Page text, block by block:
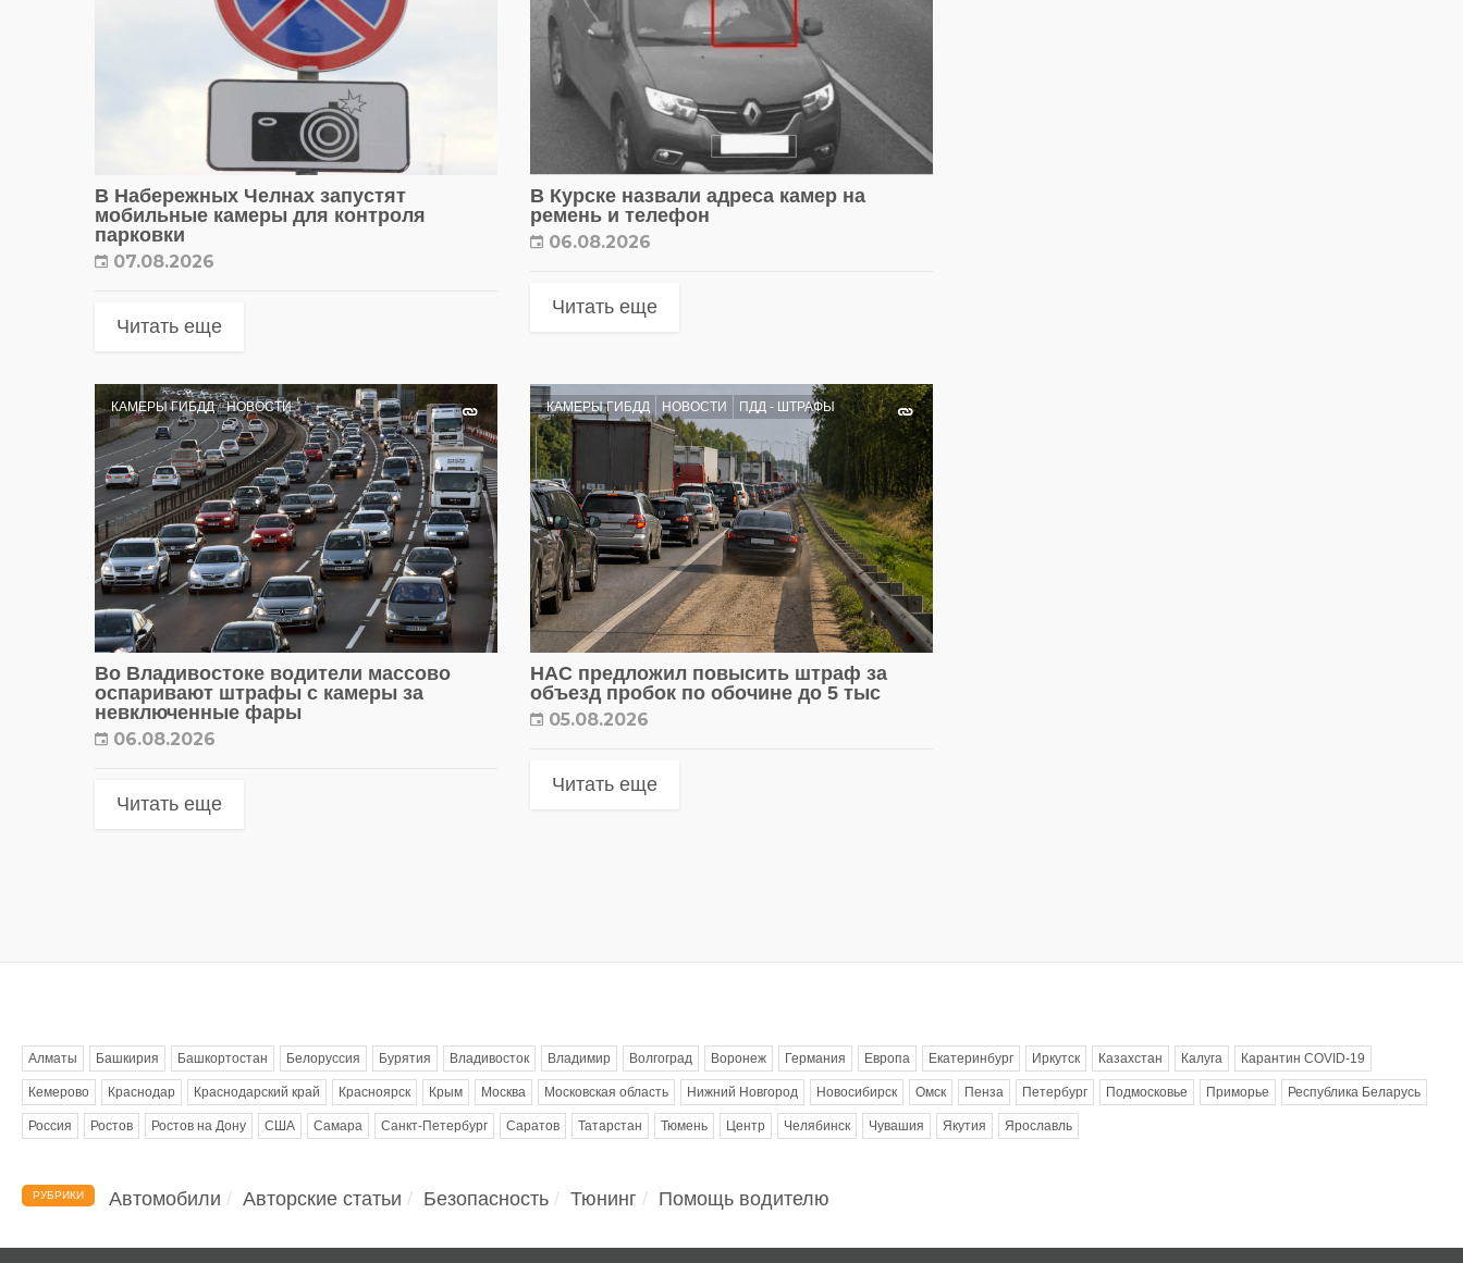
В Набережных Челнах запустят
мобильные камеры для контроля
парковки
07.08.2026
Читать еще
В Курске назвали адреса камер на
ремень и телефон
06.08.2026
Читать еще
КАМЕРЫ ГИБДД НОВОСТИ
Во Владивостоке водители массово
оспаривают штрафы с камеры за
невключенные фары
06.08.2026
Читать еще
КАМЕРЫ ГИБДД НОВОСТИ ПДД - ШТРАФЫ
НАС предложил повысить штраф за
объезд пробок по обочине до 5 тыс
05.08.2026
Читать еще
Алматы Башкирия Башкортостан Белоруссия Бурятия Владивосток Владимир Волгоград Воронеж Германия Европа Екатеринбург Иркутск Казахстан Калуга Карантин COVID-19
Кемерово Краснодар Краснодарский край Красноярск Крым Москва Московская область Нижний Новгород Новосибирск Омск Пенза Петербург Подмосковье Приморье Республика Беларусь
Россия Ростов Ростов на Дону США Самара Санкт-Петербург Саратов Татарстан Тюмень Центр Челябинск Чувашия Якутия Ярославль
РУБРИКИ Автомобили Авторские статьи Безопасность Тюнинг Помощь водителю